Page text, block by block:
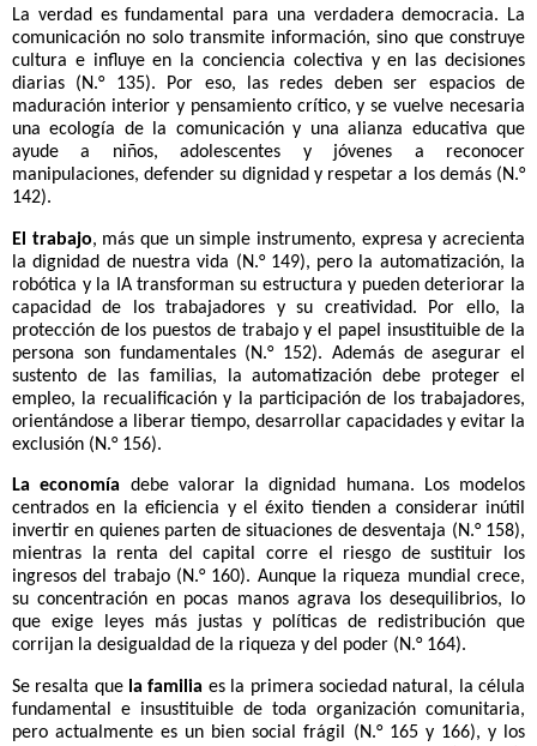
La verdad es fundamental para una verdadera democracia. La
comunicación no solo transmite información, sino que construye
cultura e influye en la conciencia colectiva y en las decisiones
diarias (N.° 135). Por eso, las redes deben ser espacios de
maduración interior y pensamiento crítico, y se vuelve necesaria
una ecología de la comunicación y una alianza educativa que
ayude a niños, adolescentes y jóvenes a reconocer
manipulaciones, defender su dignidad y respetar a los demás (N.°
142).
El trabajo, más que un simple instrumento, expresa y acrecienta
la dignidad de nuestra vida (N.° 149), pero la automatización, la
robótica y la IA transforman su estructura y pueden deteriorar la
capacidad de los trabajadores y su creatividad. Por ello, la
protección de los puestos de trabajo y el papel insustituible de la
persona son fundamentales (N.° 152). Además de asegurar el
sustento de las familias, la automatización debe proteger el
empleo, la recualificación y la participación de los trabajadores,
orientándose a liberar tiempo, desarrollar capacidades y evitar la
exclusión (N.° 156).
La economía debe valorar la dignidad humana. Los modelos
centrados en la eficiencia y el éxito tienden a considerar inútil
invertir en quienes parten de situaciones de desventaja (N.° 158),
mientras la renta del capital corre el riesgo de sustituir los
ingresos del trabajo (N.° 160). Aunque la riqueza mundial crece,
su concentración en pocas manos agrava los desequilibrios, lo
que exige leyes más justas y políticas de redistribución que
corrijan la desigualdad de la riqueza y del poder (N.° 164).
Se resalta que la familia es la primera sociedad natural, la célula
fundamental e insustituible de toda organización comunitaria,
pero actualmente es un bien social frágil (N.° 165 y 166), y los